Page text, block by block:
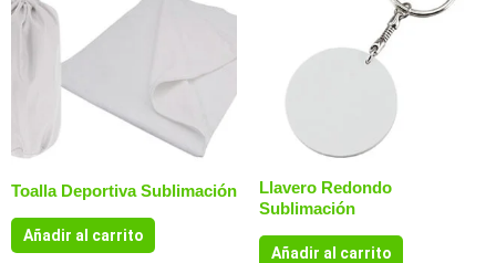
Toalla Deportiva Sublimación
Añadir al carrito
Llavero Redondo
Sublimación
Añadir al carrito